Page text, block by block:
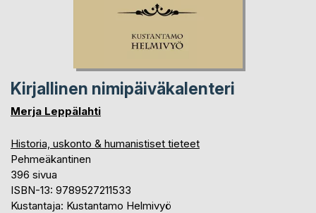
Kirjallinen nimipäiväkalenteri
Merja Leppälahti
Historia, uskonto & humanistiset tieteet
Pehmeäkantinen
396 sivua
ISBN-13: 9789527211533
Kustantaja: Kustantamo Helmivyö